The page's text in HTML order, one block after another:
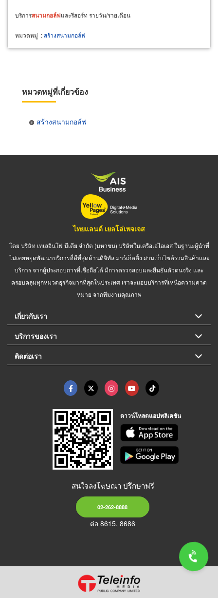
บริการสนามกอล์ฟและรีสอร์ท รายวัน/รายเดือน
หมวดหมู่ :สร้างสนามกอล์ฟ
หมวดหมู่ที่เกี่ยวข้อง
สร้างสนามกอล์ฟ
ไทยแลนด์ เยลโล่เพจเจส
โดย บริษัท เทเลอินโฟ มีเดีย จำกัด (มหาชน) บริษัทในเครือเอไอเอส ในฐานะผู้นำที่
ไม่เคยหยุดพัฒนาบริการที่ดีที่สุดด้านดิจิทัล มาร์เก็ตติ้ง ผ่านเว็บไซต์รวมสินค้าและ
บริการ จากผู้ประกอบการที่เชื่อถือได้ มีการตรวจสอบและยืนยันตัวตนจริง และ
ครอบคลุมทุกหมวดธุรกิจมากที่สุดในประเทศ เราจะมอบบริการที่เหนือความคาด
หมาย จากทีมงานคุณภาพ
เกี่ยวกับเรา
บริการของเรา
ติดต่อเรา
ดาวน์โหลดแอปพลิเคชัน
สนใจลงโฆษณา ปรึกษาฟรี
02-262-8888
ต่อ 8615, 8686